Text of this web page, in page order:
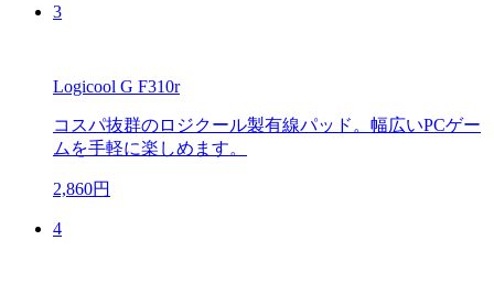
3
Logicool G F310r
コスパ抜群のロジクール製有線パッド。幅広いPCゲー
ムを手軽に楽しめます。
2,860円
4